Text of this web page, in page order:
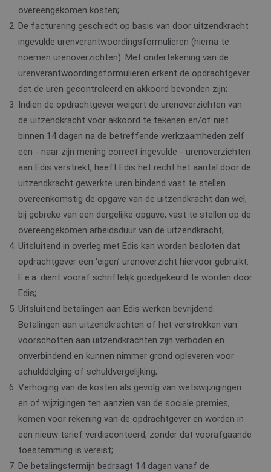
overeengekomen kosten;
De facturering geschiedt op basis van door uitzendkracht
ingevulde urenverantwoordingsformulieren (hierna te
noemen urenoverzichten). Met ondertekening van de
urenverantwoordingsformulieren erkent de opdrachtgever
dat de uren gecontroleerd en akkoord bevonden zijn;
Indien de opdrachtgever weigert de urenoverzichten van
de uitzendkracht voor akkoord te tekenen en/of niet
binnen 14 dagen na de betreffende werkzaamheden zelf
een - naar zijn mening correct ingevulde - urenoverzichten
aan Edis verstrekt, heeft Edis het recht het aantal door de
uitzendkracht gewerkte uren bindend vast te stellen
overeenkomstig de opgave van de uitzendkracht dan wel,
bij gebreke van een dergelijke opgave, vast te stellen op de
overeengekomen arbeidsduur van de uitzendkracht;
Uitsluitend in overleg met Edis kan worden besloten dat
opdrachtgever een ‘eigen’ urenoverzicht hiervoor gebruikt.
E.e.a. dient vooraf schriftelijk goedgekeurd te worden door
Edis;
Uitsluitend betalingen aan Edis werken bevrijdend.
Betalingen aan uitzendkrachten of het verstrekken van
voorschotten aan uitzendkrachten zijn verboden en
onverbindend en kunnen nimmer grond opleveren voor
schulddelging of schuldvergelijking;
Verhoging van de kosten als gevolg van wetswijzigingen
en of wijzigingen ten aanzien van de sociale premies,
komen voor rekening van de opdrachtgever en worden in
een nieuw tarief verdisconteerd, zonder dat voorafgaande
toestemming is vereist;
De betalingstermijn bedraagt 14 dagen vanaf de